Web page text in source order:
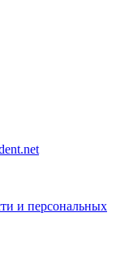
и персональных